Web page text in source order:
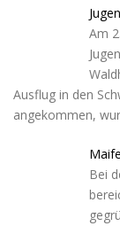
Am
Ausflug in den
angekommen,
Bei